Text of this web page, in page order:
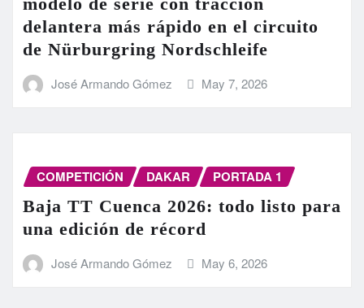
delantera más rápido en el circuito
de Nürburgring Nordschleife
José Armando Gómez May 7, 2026
COMPETICIÓN DAKAR PORTADA 1
Baja TT Cuenca 2026: todo listo para
una edición de récord
José Armando Gómez May 6, 2026